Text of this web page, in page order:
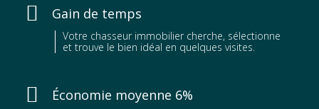
 Gain de temps
Votre chasseur immobilier cherche, sélectionne
et trouve le bien idéal en quelques visites.
 Économie moyenne 6%